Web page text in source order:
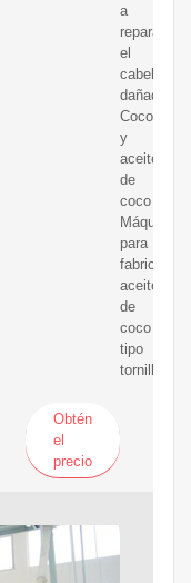
a
reparar
el
cabello
dañado.
Coco
y
aceite
de
coco
Máquina
para
fabricar
aceite
de
coco
tipo
tornillo
Obtén
el
precio